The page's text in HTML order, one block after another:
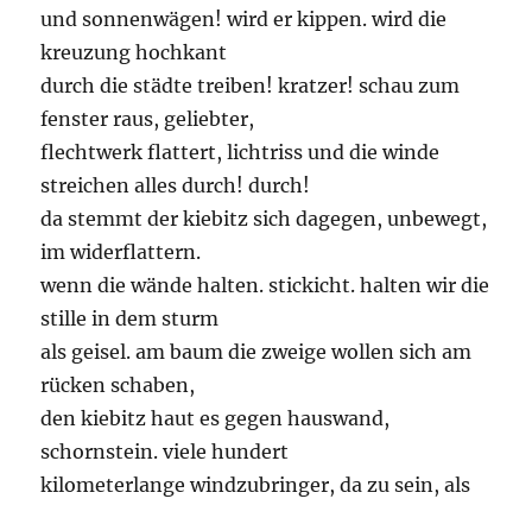
und sonnenwägen! wird er kippen. wird die
kreuzung hochkant
durch die städte treiben! kratzer! schau zum
fenster raus, geliebter,
flechtwerk flattert, lichtriss und die winde
streichen alles durch! durch!
da stemmt der kiebitz sich dagegen, unbewegt,
im widerflattern.
wenn die wände halten. stickicht. halten wir die
stille in dem sturm
als geisel. am baum die zweige wollen sich am
rücken schaben,
den kiebitz haut es gegen hauswand,
schornstein. viele hundert
kilometerlange windzubringer, da zu sein, als